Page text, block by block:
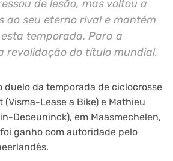
de lesão, mas voltou a
ao seu eterno rival e mantém
temporada. Para a
revalidação do título mundial.
duelo da temporada de ciclocrosse
(Visma-Lease a Bike) e Mathieu
Deceuninck), em Maasmechelen,
ganho com autoridade pelo